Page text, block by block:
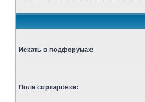
Искать в подфорумах:
Поле сортировки: